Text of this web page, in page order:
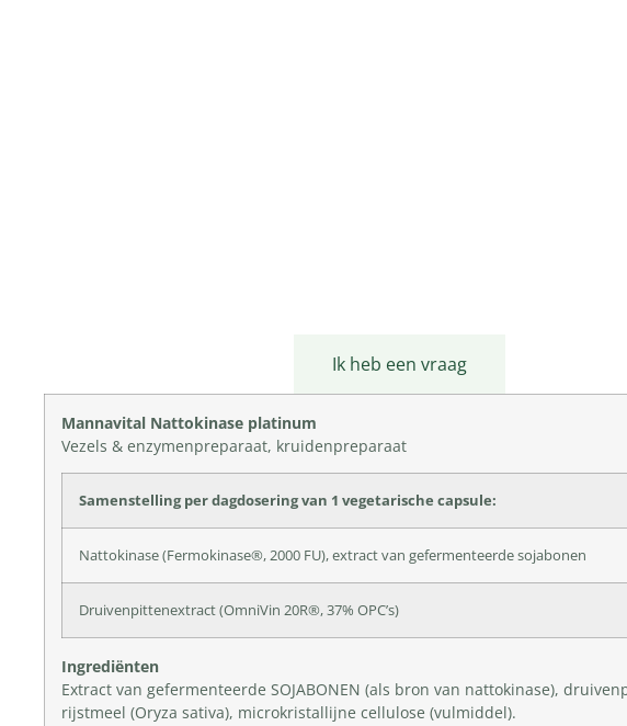
Ik heb een vraag
Mannavital Nattokinase platinum
Vezels & enzymenpreparaat, kruidenpreparaat
Samenstelling per dagdosering van 1 vegetarische capsule:
Nattokinase (Fermokinase®, 2000 FU), extract van gefermenteerde sojabonen
Druivenpittenextract (OmniVin 20R®, 37% OPC’s)
Ingrediënten
Extract van gefermenteerde SOJABONEN (als bron van nattokinase),
rijstmeel (Oryza sativa), microkristallijne cellulose (vulmiddel).